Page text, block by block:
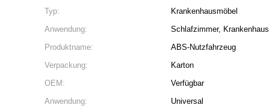
Typ:
Krankenhausmöbel
Anwendung:
Schlafzimmer, Krankenhaus
Produktname:
ABS-Nutzfahrzeug
Verpackung:
Karton
OEM:
Verfügbar
Anwendung:
Universal